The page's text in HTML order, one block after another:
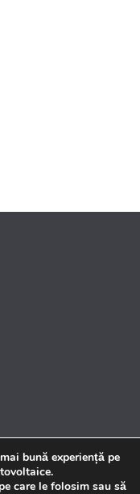
. Toate
bună experiență pe
care le folosim sau să